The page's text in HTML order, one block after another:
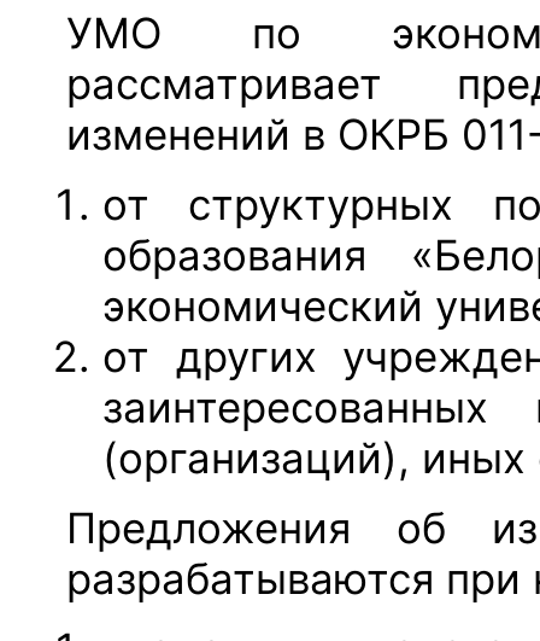
УМО по
рассматривает
изменений в ОКРБ
от структурных
образования
экономический
от других
заинтересованных
(организаций), иных
Предложения об
разрабатываются